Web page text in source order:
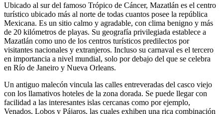
Ubicado al sur del famoso Trópico de Cáncer, Mazatlán es el centro
turístico ubicado más al norte de todas cuantos posee la república
Mexicana. Es un sitio calmo y agradable, con clima benigno y más
de 20 kilómetros de playas. Su geografía privilegiada establece a
Mazatlán como uno de los centros turísticos predilectos por
visitantes nacionales y extranjeros. Incluso su carnaval es el tercero
en importancia a nivel mundial, solo por debajo del que se celebra
en Río de Janeiro y Nueva Orleans.
Un antiguo malecón vincula las calles entreveradas del casco viejo
con los llamativos hoteles de la zona dorada. Se puede llegar con
facilidad a las interesantes islas cercanas como por ejemplo,
Venados, Lobos y Pájaros, las cuales exhiben una rica combinación